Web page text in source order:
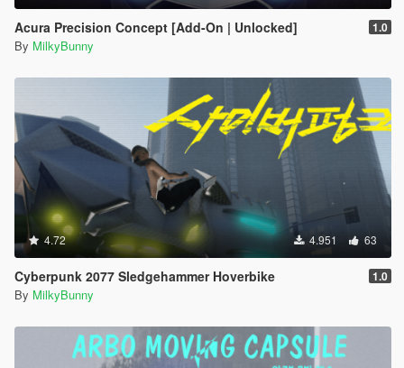
Acura Precision Concept [Add-On | Unlocked] 1.0
By MilkyBunny
4.72 4.951 63
Cyberpunk 2077 Sledgehammer Hoverbike 1.0
By MilkyBunny